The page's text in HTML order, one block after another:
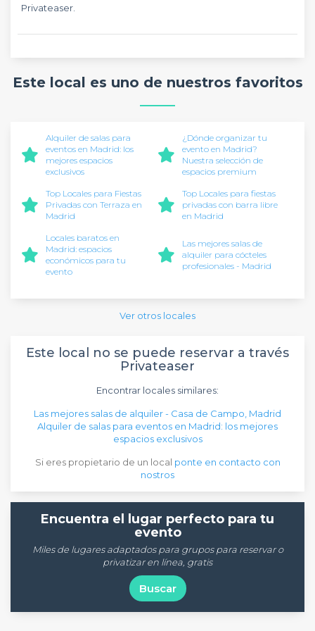
Privateaser.
Este local es uno de nuestros favoritos
Alquiler de salas para
eventos en Madrid: los
mejores espacios
exclusivos
¿Dónde organizar tu
evento en Madrid?
Nuestra selección de
espacios premium
Top Locales para Fiestas
Privadas con Terraza en
Madrid
Top Locales para fiestas
privadas con barra libre
en Madrid
Locales baratos en
Madrid: espacios
económicos para tu
evento
Las mejores salas de
alquiler para cócteles
profesionales - Madrid
Ver otros locales
Este local no se puede reservar a través
Privateaser
Encontrar locales similares:
Las mejores salas de alquiler - Casa de Campo, Madrid
Alquiler de salas para eventos en Madrid: los mejores
espacios exclusivos
Si eres propietario de un local ponte en contacto con
nostros
Encuentra el lugar perfecto para tu
evento
Miles de lugares adaptados para grupos para reservar o
privatizar en línea, gratis
Buscar